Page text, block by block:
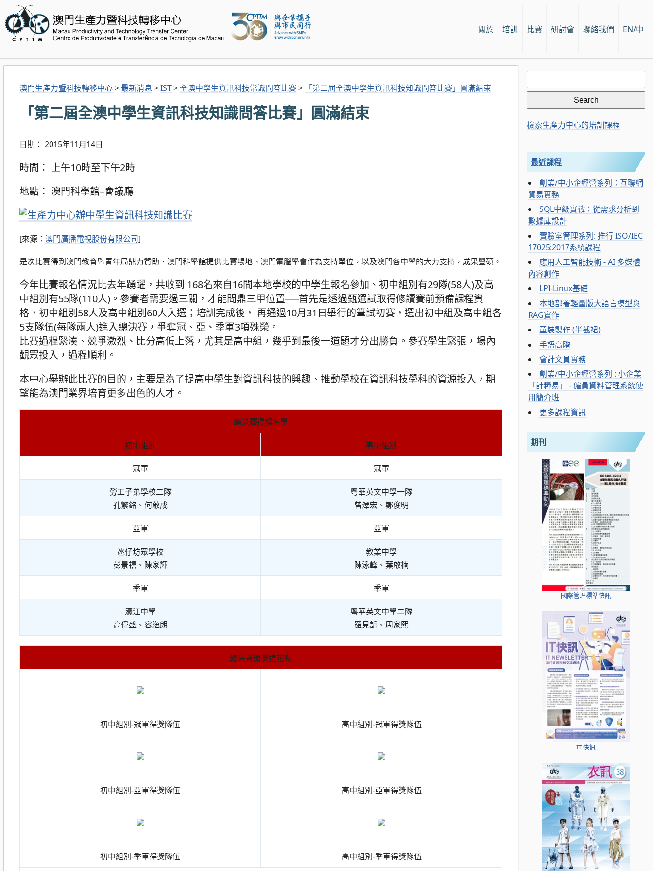
關於 培訓 比賽 研討會 聯絡我們 EN/中
澳門生產力暨科技轉移中心> 最新消息 >IST>全澳中學生資訊科技常識問答比賽> 「第二屆全澳中學生資訊科技知識問答比賽」圓滿結束
「第二屆全澳中學生資訊科技知識問答比賽」圓滿結束
日期： 2015年11月14日
時間： 上午10時至下午2時
地點： 澳門科學館–會議廳
[來源： 澳門廣播電視股份有限公司]
是次比賽得到澳門教育暨青年局鼎力贊助、澳門科學館提供比賽場地、澳門電腦學會作為支持單位，以及澳門各中學的大力支持，成果豐碩。
今年比賽報名情況比去年踴躍，共收到 168名來自16間本地學校的中學生報名參加、初中組別有29隊(58人)及高
中組別有55隊(110人)。參賽者需要過三關，才能問鼎三甲位置──首先是透過甄選試取得修讀賽前預備課程資
格，初中組別58人及高中組別60人入選；培訓完成後， 再通過10月31日舉行的筆試初賽，選出初中組及高中組各
5支隊伍(每隊兩人)進入總決賽，爭奪冠、亞、季軍3項殊榮。
比賽過程緊湊、競爭激烈、比分高低上落，尤其是高中組，幾乎到最後一道題才分出勝負。參賽學生緊張，場內
觀眾投入，過程順利。
本中心舉辦此比賽的目的，主要是為了提高中學生對資訊科技的興趣、推動學校在資訊科技學科的資源投入，期
望能為澳門業界培育更多出色的人才。
總決賽得獎名單
初中組別 高中組別
冠軍 冠軍
勞工子弟學校二隊
孔繁銘、何啟成
粵華英文中學一隊
曾澤宏、鄭俊明
亞軍 亞軍
氹仔坊眾學校
彭景禧、陳家輝
教業中學
陳泳峰、葉啟楠
季軍 季軍
濠江中學
高偉盛、容逸朗
粵華英文中學二隊
羅見訢、周家熙
總決賽頒獎禮花絮
初中組別-冠軍得獎隊伍 高中組別-冠軍得獎隊伍
初中組別-亞軍得獎隊伍 高中組別-亞軍得獎隊伍
初中組別-季軍得獎隊伍 高中組別-季軍得獎隊伍
Search
for:
檢索生產力中心的培訓課程
最近課程
創業/中小企經營系列：互聯網
貿易實務
SQL中級實戰：從需求分析到
數據庫設計
實驗室管理系列: 推行 ISO/IEC
17025:2017系統課程
應用人工智能技術 - AI 多媒體
內容創作
LPI-Linux基礎
本地部署輕量版大語言模型與
RAG實作
童裝製作 (半截裙)
手語高階
會計文員實務
創業/中小企經營系列 : 小企業
「計糧易」 - 僱員資料管理系統使
用簡介班
更多課程資訊
期刊
國際管理標準快訊
IT 快訊